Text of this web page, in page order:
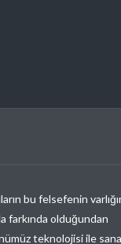
bu felsefenin
farkında olduğundan
teknolojisi ile